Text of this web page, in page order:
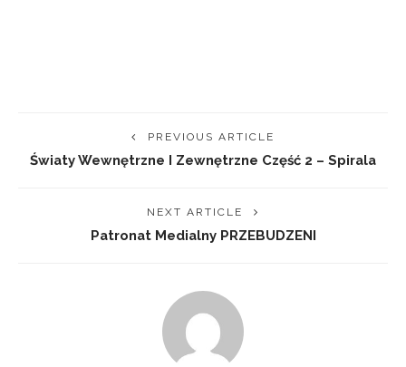
PREVIOUS ARTICLE
Światy Wewnętrzne I Zewnętrzne Część 2 – Spirala
NEXT ARTICLE
Patronat Medialny PRZEBUDZENI